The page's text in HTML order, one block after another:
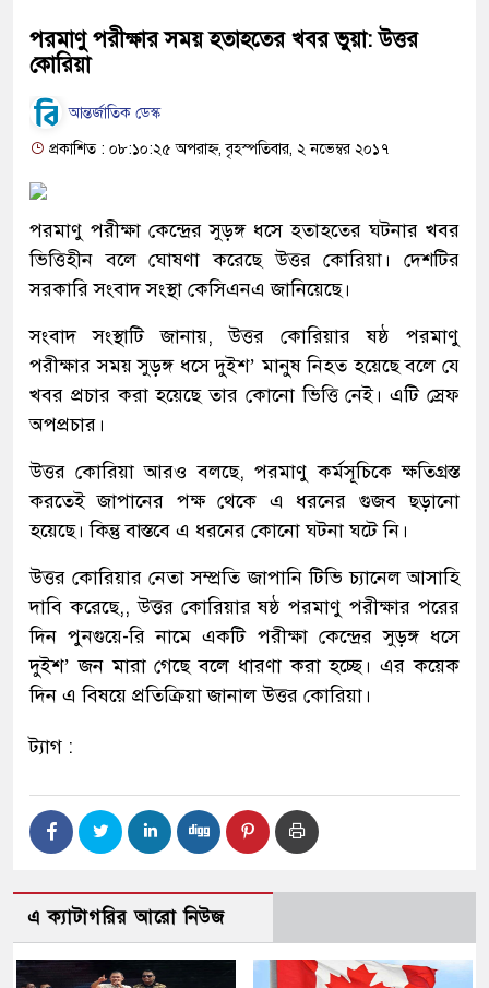
পরমাণু পরীক্ষার সময় হতাহতের খবর ভুয়া: উত্তর
কোরিয়া
আন্তর্জাতিক ডেস্ক
প্রকাশিত : ০৮:১০:২৫ অপরাহ্ন, বৃহস্পতিবার, ২ নভেম্বর ২০১৭
পরমাণু পরীক্ষা কেন্দ্রের সুড়ঙ্গ ধসে হতাহতের ঘটনার খবর
ভিত্তিহীন বলে ঘোষণা করেছে উত্তর কোরিয়া। দেশটির
সরকারি সংবাদ সংস্থা কেসিএনএ জানিয়েছে।
সংবাদ সংস্থাটি জানায়, উত্তর কোরিয়ার ষষ্ঠ পরমাণু
পরীক্ষার সময় সুড়ঙ্গ ধসে দুইশ’ মানুষ নিহত হয়েছে বলে যে
খবর প্রচার করা হয়েছে তার কোনো ভিত্তি নেই। এটি স্রেফ
অপপ্রচার।
উত্তর কোরিয়া আরও বলছে, পরমাণু কর্মসূচিকে ক্ষতিগ্রস্ত
করতেই জাপানের পক্ষ থেকে এ ধরনের গুজব ছড়ানো
হয়েছে। কিন্তু বাস্তবে এ ধরনের কোনো ঘটনা ঘটে নি।
উত্তর কোরিয়ার নেতা সম্প্রতি জাপানি টিভি চ্যানেল আসাহি
দাবি করেছে,, উত্তর কোরিয়ার ষষ্ঠ পরমাণু পরীক্ষার পরের
দিন পুনগুয়ে-রি নামে একটি পরীক্ষা কেন্দ্রের সুড়ঙ্গ ধসে
দুইশ’ জন মারা গেছে বলে ধারণা করা হচ্ছে। এর কয়েক
দিন এ বিষয়ে প্রতিক্রিয়া জানাল উত্তর কোরিয়া।
ট্যাগ :
এ ক্যাটাগরির আরো নিউজ